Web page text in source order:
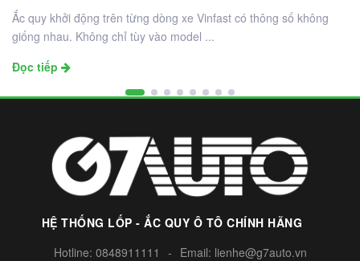
Ắc quy khởi động trên từng dòng xe Vinfast có thông số không
giống nhau. Không chỉ tùy vào model ...
Đọc tiếp
HỆ THỐNG LỐP - ẮC QUY Ô TÔ CHÍNH HÃNG
Hotline: 0848911111 - Email: lienhe@g7auto.vn